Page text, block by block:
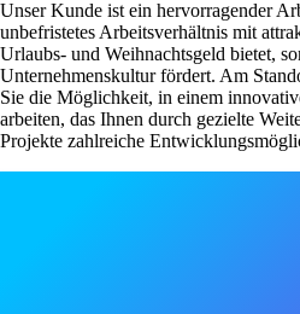
Unser Kunde ist ein hervorragender
unbefristetes Arbeitsverhältnis mit
Urlaubs- und Weihnachtsgeld bietet,
Unternehmenskultur fördert. Am
Sie die Möglichkeit, in einem
arbeiten, das Ihnen durch gezielte
Projekte zahlreiche